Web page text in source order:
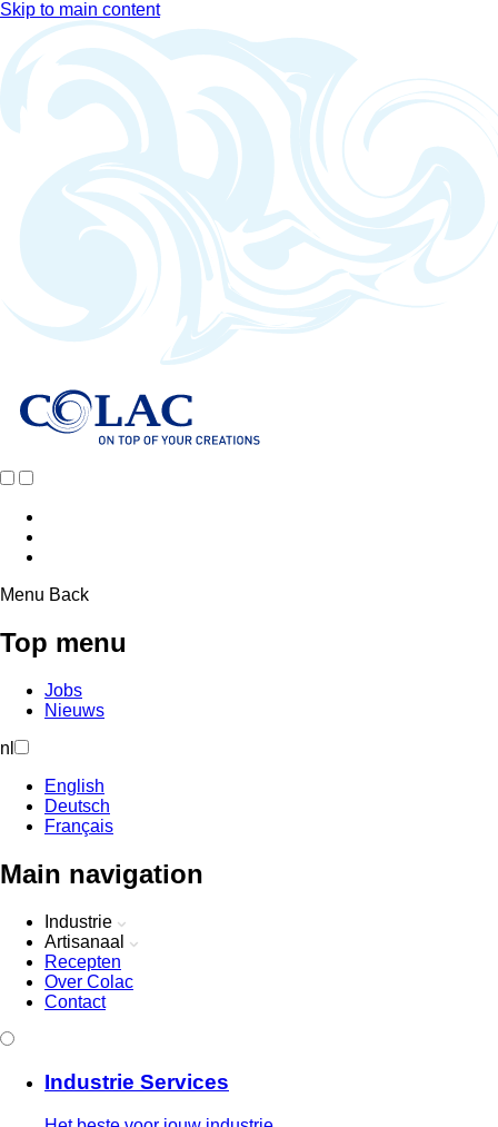
Skip to main content
Menu Back
Top menu
Jobs
Nieuws
nl
English
Deutsch
Français
Main navigation
Industrie
Artisanaal
Recepten
Over Colac
Contact
Industrie Services